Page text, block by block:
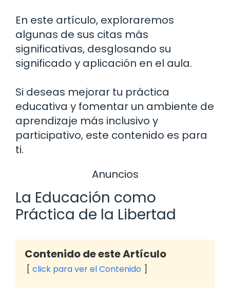
En este artículo, exploraremos
algunas de sus citas más
significativas, desglosando su
significado y aplicación en el aula.
Si deseas mejorar tu práctica
educativa y fomentar un ambiente de
aprendizaje más inclusivo y
participativo, este contenido es para
ti.
Anuncios
La Educación como
Práctica de la Libertad
Contenido de este Artículo
click para ver el Contenido